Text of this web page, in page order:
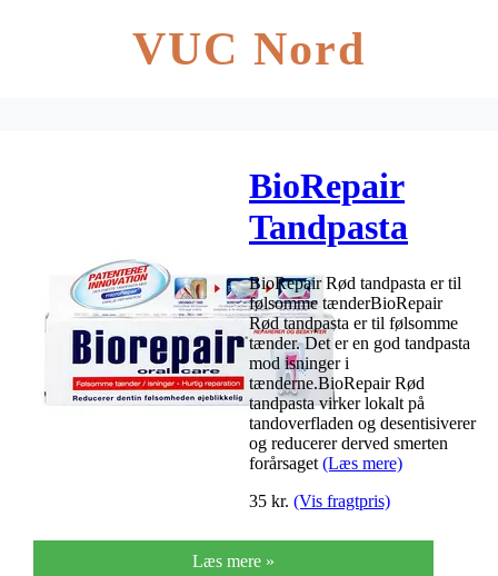
VUC Nord
BioRepair
Tandpasta
(rød) – 75ml
BioRepair Rød tandpasta er til
følsomme tænderBioRepair
Rød tandpasta er til følsomme
tænder. Det er en god tandpasta
mod isninger i
tænderne.BioRepair Rød
tandpasta virker lokalt på
tandoverfladen og desentisiverer
og reducerer derved smerten
forårsaget (Læs mere)
35 kr. (Vis fragtpris)
Læs mere »